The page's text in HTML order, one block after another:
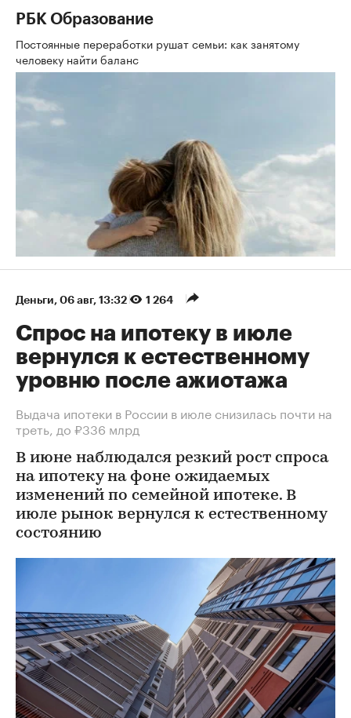
РБК Образование
Постоянные переработки рушат семьи: как занятому
человеку найти баланс
Деньги 06 авг, 13:32 1 264
Спрос на ипотеку в июле
вернулся к естественному
уровню после ажиотажа
Выдача ипотеки в России в июле снизилась почти на
треть, до ₽336 млрд
В июне наблюдался резкий рост спроса
на ипотеку на фоне ожидаемых
изменений по семейной ипотеке. В
июле рынок вернулся к естественному
состоянию